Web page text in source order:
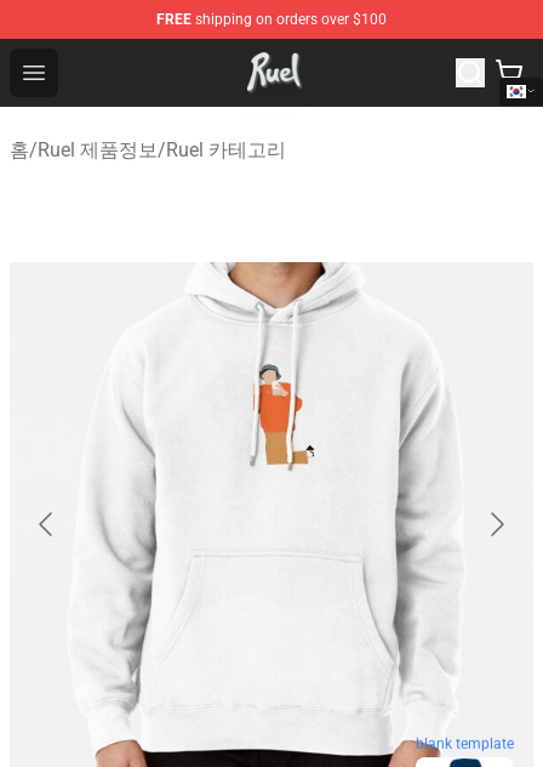
FREE shipping on orders over $100
Open menu
Ruel Store - Official Ruel Merchandise Shop
홈/Ruel 제품정보/Ruel 카테고리
blank template